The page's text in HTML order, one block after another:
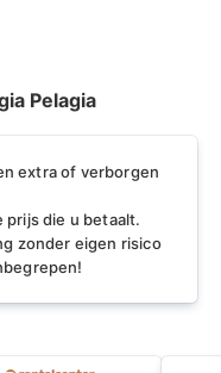
Pelagia
extra of verborgen
prijs die u betaalt.
zonder eigen risico